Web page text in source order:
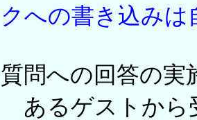
クへの書き込みは
質問への回答の実
あるゲストから